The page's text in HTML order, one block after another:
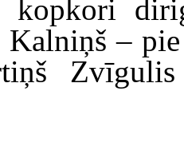
Kalniņš –